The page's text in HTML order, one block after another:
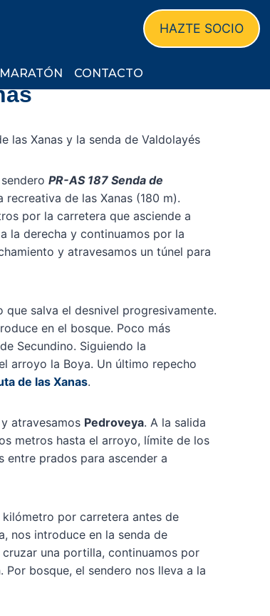
HAZTE SOCIO
MARATÓN CONTACTO
las Xanas y la senda de Valdolayés
PR-AS 187 Senda de
de las Xanas (180 m).
por la carretera que asciende a
la derecha y continuamos por la
y atravesamos un túnel para
salva el desnivel progresivamente.
en el bosque. Poco más
Secundino. Siguiendo la
arroyo la Boya. Un último repecho
de las Xanas.
atravesamos Pedroveya. A la salida
metros hasta el arroyo, límite de los
entre prados para ascender a
por carretera antes de
nos introduce en la senda de
una portilla, continuamos por
bosque, el sendero nos lleva a la